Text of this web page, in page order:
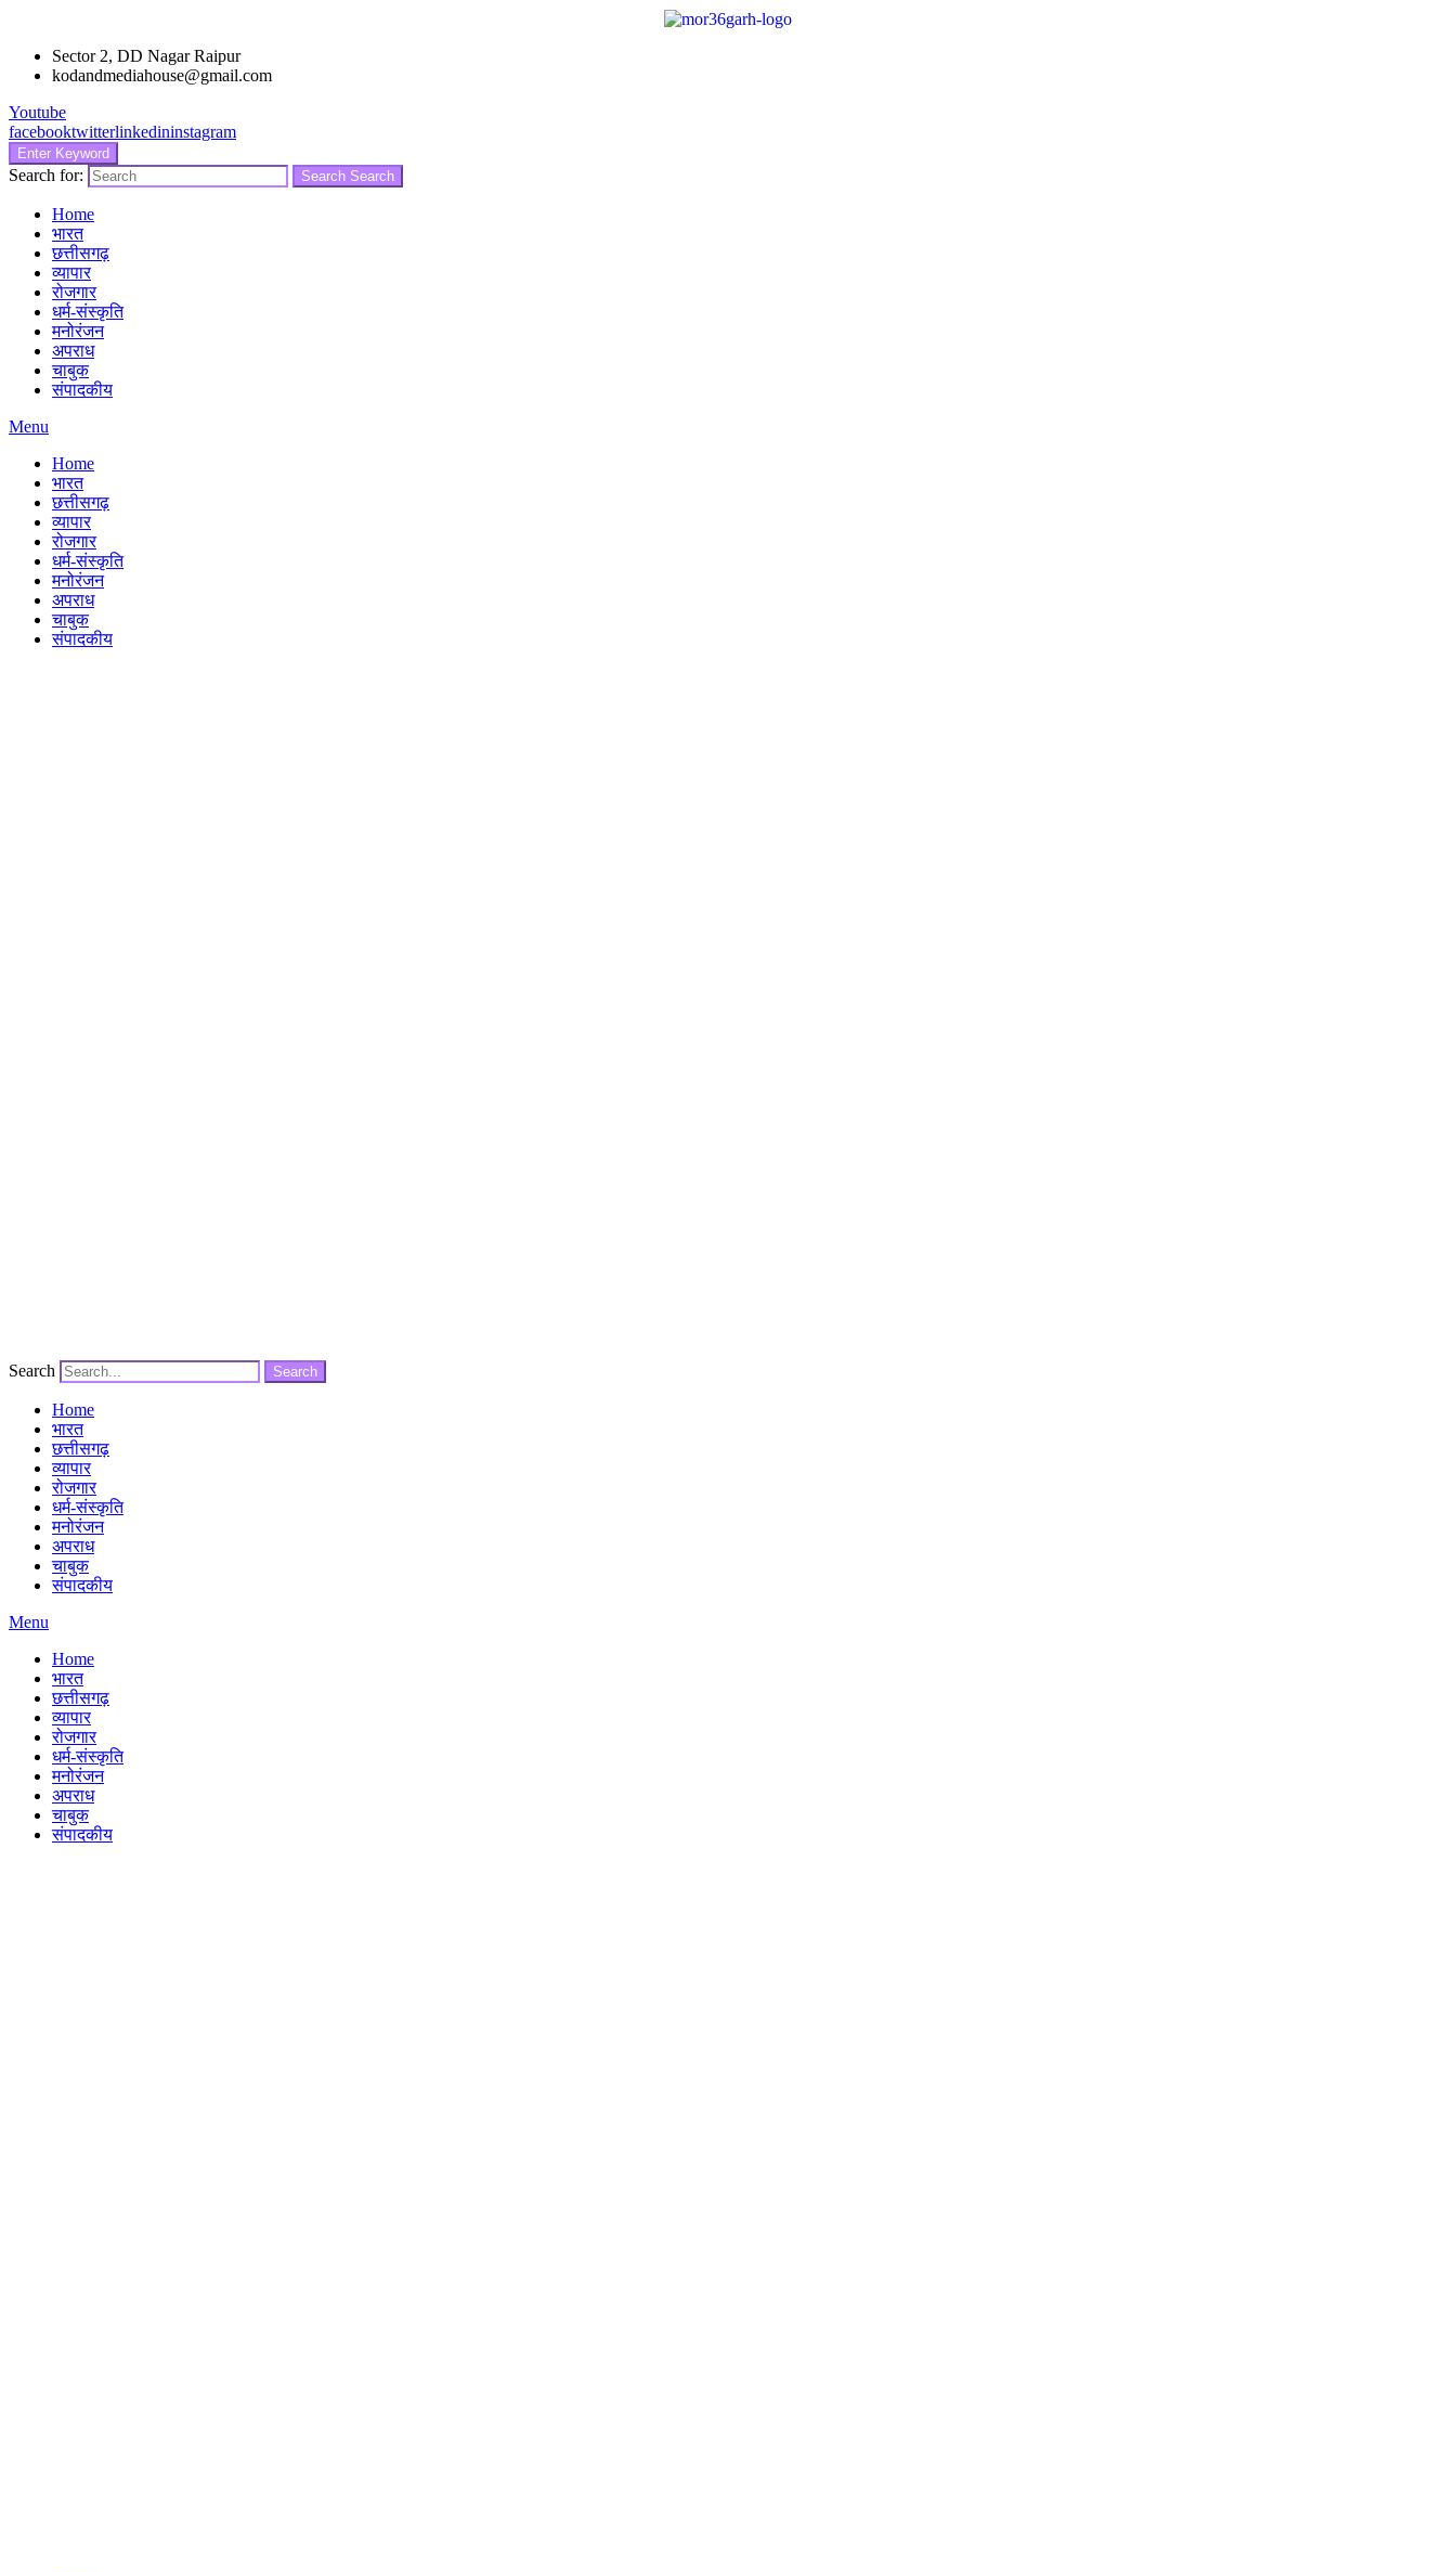
Sector 2, DD Nagar Raipur
kodandmediahouse@gmail.com
Youtube
facebooktwitterlinkedininstagram
Enter Keyword
Search for: Search Search
Home
भारत
छत्तीसगढ़
व्यापार
रोजगार
धर्म-संस्कृति
मनोरंजन
अपराध
चाबुक
संपादकीय
Menu
Home
भारत
छत्तीसगढ़
व्यापार
रोजगार
धर्म-संस्कृति
मनोरंजन
अपराध
चाबुक
संपादकीय
Search Search
Home
भारत
छत्तीसगढ़
व्यापार
रोजगार
धर्म-संस्कृति
मनोरंजन
अपराध
चाबुक
संपादकीय
Menu
Home
भारत
छत्तीसगढ़
व्यापार
रोजगार
धर्म-संस्कृति
मनोरंजन
अपराध
चाबुक
संपादकीय